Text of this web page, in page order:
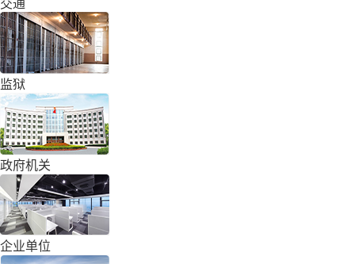
监狱
政府机关
企业单位